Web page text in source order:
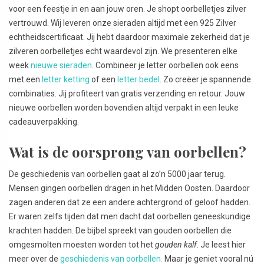
voor een feestje in en aan jouw oren. Je shopt oorbelletjes zilver
vertrouwd. Wij leveren onze sieraden altijd met een 925 Zilver
echtheidscertificaat. Jij hebt daardoor maximale zekerheid dat je
zilveren oorbelletjes echt waardevol zijn. We presenteren elke
weeknieuwe sieraden . Combineer je letter oorbellen ook eens
met een letter ketting of een letter bedel
. Zo creëer je spannende
combinaties. Jij profiteert van gratis verzending en retour. Jouw
nieuwe oorbellen worden bovendien altijd verpakt in een leuke
cadeauverpakking.
Wat is de oorsprong van oorbellen?
De geschiedenis van oorbellen gaat al zo’n 5000 jaar terug.
Mensen gingen oorbellen dragen in het Midden Oosten. Daardoor
zagen anderen dat ze een andere achtergrond of geloof hadden.
Er waren zelfs tijden dat men dacht dat oorbellen geneeskundige
krachten hadden. De bijbel spreekt van gouden oorbellen die
omgesmolten moesten worden tot hetgouden kalf. Je leest hier
meer over de geschiedenis van oorbellen. Maar je geniet vooral nú